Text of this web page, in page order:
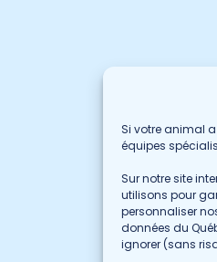
Si votre animal
équipes
Sur notre site
utilisons pour
personnaliser
données du
ignorer (sans